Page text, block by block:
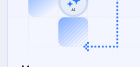
Асинхронный